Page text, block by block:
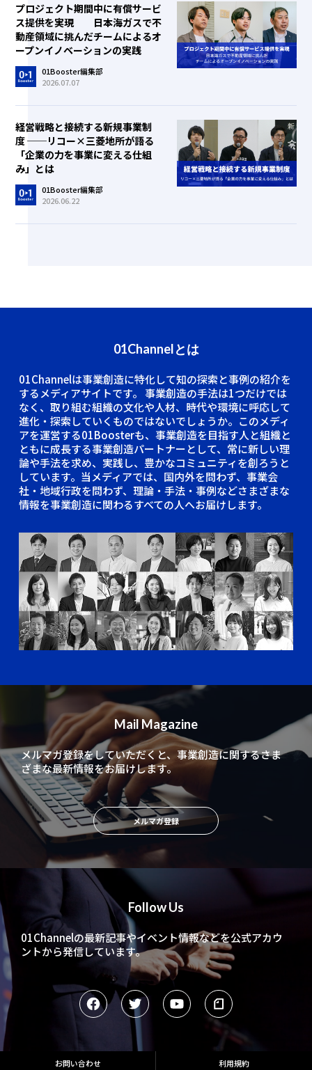
プロジェクト期間中に有償サービ
ス提供を実現 日本海ガスで不
動産領域に挑んだチームによるオ
ープンイノベーションの実践
01Booster編集部
2026.07.07
経営戦略と接続する新規事業制
度 ──リコー×三菱地所が語る
「企業の力を事業に変える仕組
み」とは
01Booster編集部
2026.06.22
01Channelとは
01Channelは事業創造に特化して知の探索と事例の紹介を
するメディアサイトです。 事業創造の手法は1つだけでは
なく、取り組む組織の文化や人材、時代や環境に呼応して
進化・探索していくものではないでしょうか。このメディ
アを運営する01Boosterも、事業創造を目指す人と組織と
ともに成長する事業創造パートナーとして、常に新しい理
論や手法を求め、実践し、豊かなコミュニティを創ろうと
しています。当メディアでは、国内外を問わず、事業会
社・地域行政を問わず、理論・手法・事例などさまざまな
情報を事業創造に関わるすべての人へお届けします。
Follow Us
01Channelの最新記事やイベント情報などを公式アカウ
ントから発信しています。
Mail Magazine
メルマガ登録をしていただくと、事業創造に関するさま
ざまな最新情報をお届けします。
メルマガ登録
お問い合わせ 利用規約